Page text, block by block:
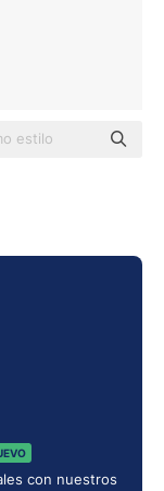
con nuestros